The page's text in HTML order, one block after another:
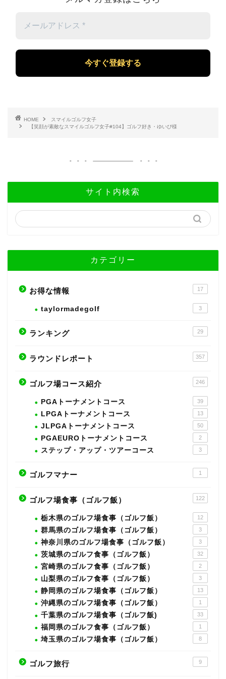
ー
ア
レ
HOME
スマイルゴルフ女子
【笑顔が素敵なスマイルゴルフ女子#104】ゴルフ好き・ゆいぴ様
サイト内検索
カテゴリー
お得な情報 17
taylormadegolf 3
ランキング 29
ラウンドレポート 357
ゴルフ場コース紹介 246
PGAトーナメントコース 39
LPGAトーナメントコース 13
JLPGAトーナメントコース 50
PGAEUROトーナメントコース 2
ステップ・アップ・ツアーコース 3
ゴルフマナー 1
ゴルフ場食事（ゴルフ飯） 122
栃木県のゴルフ場食事（ゴルフ飯） 12
群馬県のゴルフ場食事（ゴルフ飯） 3
神奈川県のゴルフ場食事（ゴルフ飯） 3
茨城県のゴルフ食事（ゴルフ飯） 32
宮崎県のゴルフ食事（ゴルフ飯） 2
山梨県のゴルフ食事（ゴルフ飯） 3
静岡県のゴルフ場食事（ゴルフ飯） 13
沖縄県のゴルフ場食事（ゴルフ飯） 1
千葉県のゴルフ場食事（ゴルフ飯) 33
福岡県のゴルフ食事（ゴルフ飯） 1
埼玉県のゴルフ場食事（ゴルフ飯） 8
ゴルフ旅行 9